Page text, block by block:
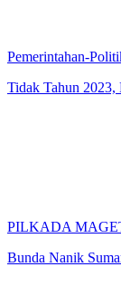
Pemerintahan-
Tidak Tahun 2023,
PILKADA
Bunda Nanik